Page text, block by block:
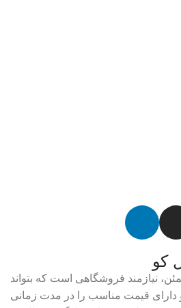
کو
نیازمند فروشگاهی است که بتواند
و دارای قیمت مناسب را در مدت زمانی